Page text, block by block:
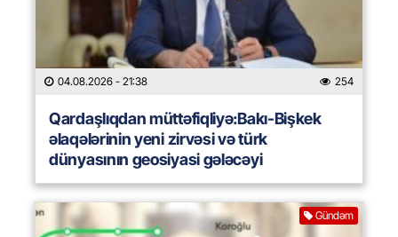
04.08.2026 - 21:38 254
Qardaşlıqdan müttəfiqliyə:Bakı-Bişkek
əlaqələrinin yeni zirvəsi və türk
dünyasının geosiyasi gələcəyi
Gündəm